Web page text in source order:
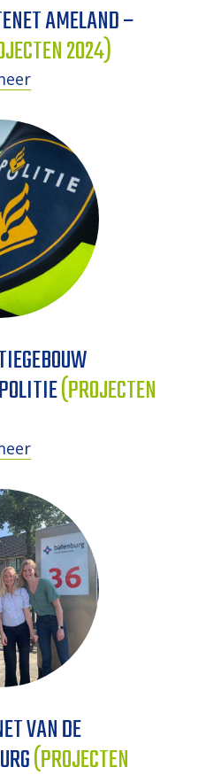
AMELAND –
2024)
(PROJECTEN
VAN DE
(PROJECTEN